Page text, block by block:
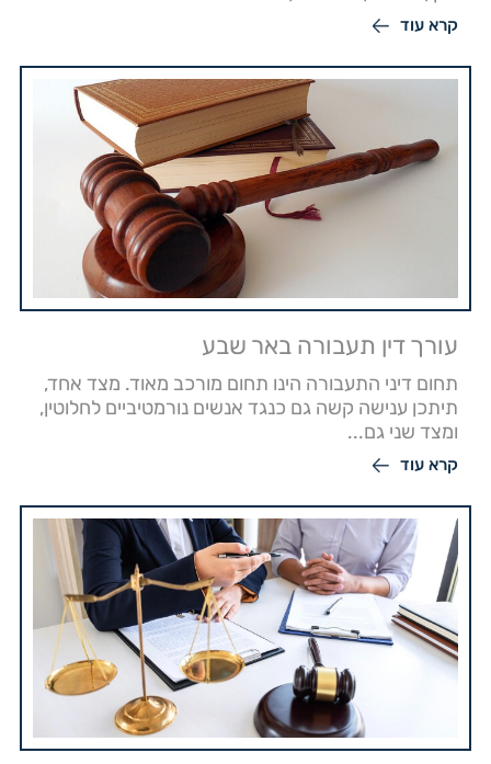
קרא עוד
עורך דין תעבורה באר שבע
תחום דיני התעבורה הינו תחום מורכב מאוד. מצד אחד,
תיתכן ענישה קשה גם כנגד אנשים נורמטיביים לחלוטין,
ומצד שני גם...
קרא עוד